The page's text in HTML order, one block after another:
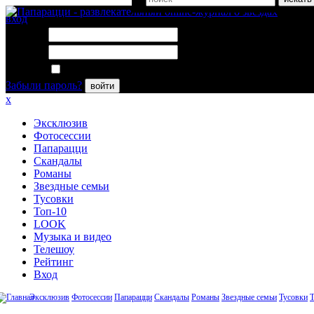
вход
Забыли пароль?
войти
x
Эксклюзив
Фотосессии
Папарацци
Скандалы
Романы
Звездные семьи
Тусовки
Топ-10
LOOK
Музыка и видео
Телешоу
Рейтинг
Вход
Эксклюзив Фотосессии Папарацци Скандалы Романы Звездные семьи Тусовки